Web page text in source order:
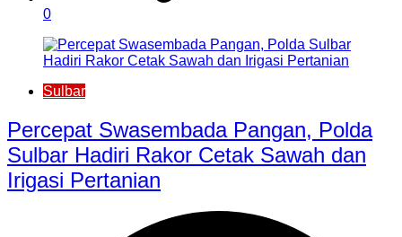
0
Sulbar
Percepat Swasembada Pangan, Polda
Sulbar Hadiri Rakor Cetak Sawah dan
Irigasi Pertanian